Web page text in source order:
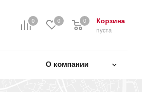
0 0 Корзина
0
пуста
0
О компании